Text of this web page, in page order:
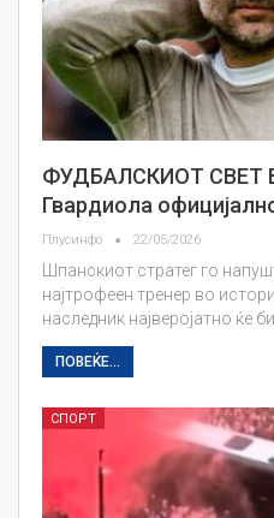
ФУДБАЛСКИОТ СВЕТ
Гвардиола
Плусинфо 22/05/2026
Шпанскиот стратег го
најтрофеен тренер во
наследник најверојатно ќе
ПОВЕЌЕ...
СПОРТ